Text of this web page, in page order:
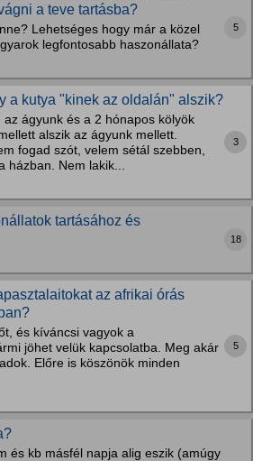
a teve tartásba?
Lehetséges hogy már a közel
legfontosabb haszonállata?
5
a kutya "kinek az oldalán" alszik?
az ágyunk és a 2 hónapos kölyök
alszik az ágyunk mellett.
fogad szót, velem sétál szebben,
házban. Nem lakik...
3
tartásához és
18
az afrikai órás
és kíváncsi vagyok a
jöhet velük kapcsolatba. Meg akár
Előre is köszönök minden
5
és kb másfél napja alig eszik (amúgy